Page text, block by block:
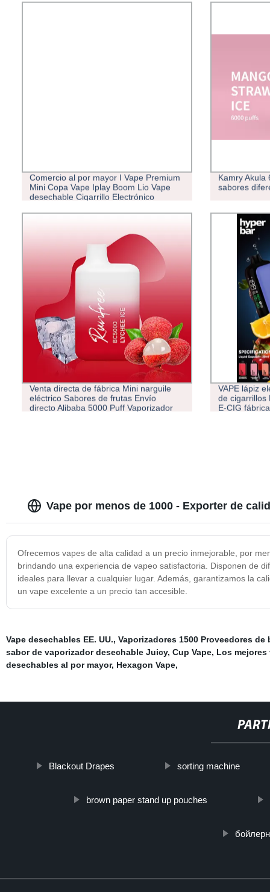
Comercio al por mayor I Vape Premium
Mini Copa Vape Iplay Boom Lio Vape
desechable Cigarrillo Electrónico
Kamry Akula
sabores
Venta directa de fábrica Mini narguile
eléctrico Sabores de frutas Envío
directo Alibaba 5000 Puff Vaporizador
VAPE lápiz
de cigarrillos
E-CIG
Vape por menos de 1000 - Exporter de
Ofrecemos vapes de alta calidad a un precio inmejorable, por
brindando una experiencia de vapeo satisfactoria. Disponen de
ideales para llevar a cualquier lugar. Además, garantizamos la
un vape excelente a un precio tan accesible.
Vape desechables EE. UU., Vaporizadores 1500 Proveedores de
sabor de vaporizador desechable Juicy, Cup Vape, Los mejores
desechables al por mayor, Hexagon Vape,
Blackout Drapes sorting machine
brown paper stand up pouches